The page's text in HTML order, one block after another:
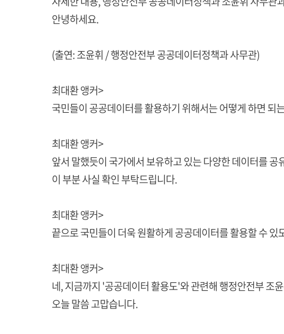
안녕하세요.
(출연: 조윤휘 / 행정안전부 공공데이터정책과 사무관)
최대환 앵커>
국민들이 공공데이터를 활용하기 위해서는 어떻게 하면 되
최대환 앵커>
앞서 말했듯이 국가에서 보유하고 있는 다양한 데이터를
이 부분 사실 확인 부탁드립니다.
최대환 앵커>
끝으로 국민들이 더욱 원활하게 공공데이터를 활용할 수
최대환 앵커>
네, 지금까지 '공공데이터 활용도'와 관련해 행정안전부 조
오늘 말씀 고맙습니다.